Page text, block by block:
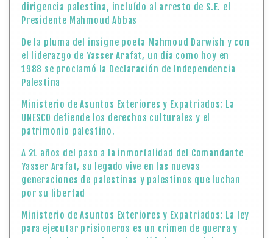
dirigencia palestina, incluído al arresto de S.E. el
Presidente Mahmoud Abbas
De la pluma del insigne poeta Mahmoud Darwish y con
el liderazgo de Yasser Arafat, un día como hoy en
1988 se proclamó la Declaración de Independencia
Palestina
Ministerio de Asuntos Exteriores y Expatriados: La
UNESCO defiende los derechos culturales y el
patrimonio palestino.
A 21 años del paso a la inmortalidad del Comandante
Yasser Arafat, su legado vive en las nuevas
generaciones de palestinas y palestinos que luchan
por su libertad
Ministerio de Asuntos Exteriores y Expatriados: La ley
para ejecutar prisioneros es un crimen de guerra y